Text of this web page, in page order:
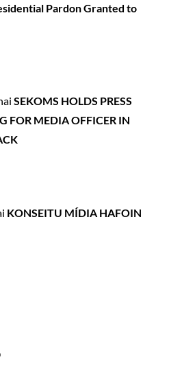
Pardon Granted to
SEKOMS HOLDS PRESS
FOR MEDIA OFFICER IN
KONSEITU MÍDIA HAFOIN